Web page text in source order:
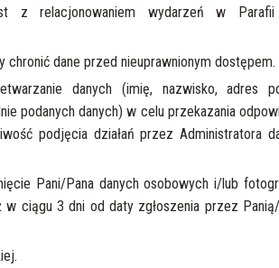
z relacjonowaniem wydarzeń w
dane przed nieuprawnionym dostępem.
danych (imię, nazwisko, adres
podanych danych) w celu przekazania
podjęcia działań przez Administratora
Pani/Pana danych osobowych i/lub
ciągu 3 dni od daty zgłoszenia przez